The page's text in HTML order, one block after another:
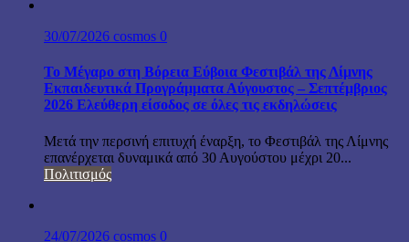
30/07/2026 cosmos 0
Το Μέγαρο στη Βόρεια Εύβοια Φεστιβάλ της Λίμνης
Εκπαιδευτικά Προγράμματα Αύγουστος – Σεπτέμβριος
2026 Ελεύθερη είσοδος σε όλες τις εκδηλώσεις
Μετά την περσινή επιτυχή έναρξη, το Φεστιβάλ της Λίμνης
επανέρχεται δυναμικά από 30 Αυγούστου μέχρι 20...
Πολιτισμός
24/07/2026 cosmos 0